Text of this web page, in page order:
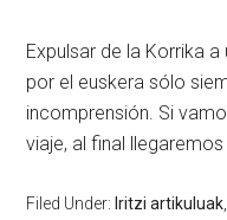
Expulsar de la Korrika
por el euskera sólo
incomprensión. Si
viaje, al final
Filed Under: Iritzi artikuluak